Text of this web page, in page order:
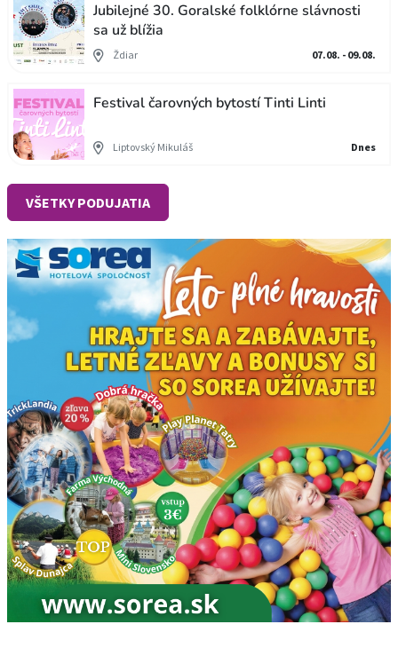
Jubilejné 30. Goralské folklórne slávnosti
sa už blížia
Ždiar 07.08. - 09.08.
Festival čarovných bytostí Tinti Linti
Liptovský Mikuláš Dnes
VŠETKY PODUJATIA